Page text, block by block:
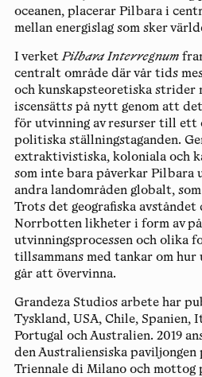
oceanen, placerar Pilbara i
mellan energislag som sker
I verketPilbara Interregnum
centralt område där vår tids
och kunskapsteoretiska strider
iscensätts på nytt genom att
för utvinning av resurser till ett
politiska ställningstaganden.
extraktivistiska, koloniala och
som inte bara påverkar
andra landområden globalt,
Trots det geografiska avståndet
Norrbotten likheter i form av
utvinningsprocessen och olika
tillsammans med tankar om hur
går att övervinna.
Grandeza Studios arbete har
Tyskland, USA, Chile, Spanien,
Portugal och Australien. 2019
den Australiensiska paviljongen
Triennale di Milano och mottog